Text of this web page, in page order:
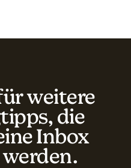
weitere
die
Inbox